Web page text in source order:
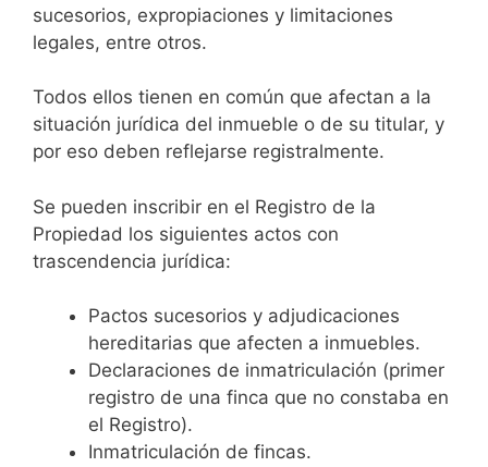
sucesorios, expropiaciones y limitaciones
legales, entre otros.
Todos ellos tienen en común que afectan a la
situación jurídica del inmueble o de su titular, y
por eso deben reflejarse registralmente.
Se pueden inscribir en el Registro de la
Propiedad los siguientes actos con
trascendencia jurídica:
Pactos sucesorios y adjudicaciones
hereditarias que afecten a inmuebles.
Declaraciones de inmatriculación (primer
registro de una finca que no constaba en
el Registro).
Inmatriculación de fincas.